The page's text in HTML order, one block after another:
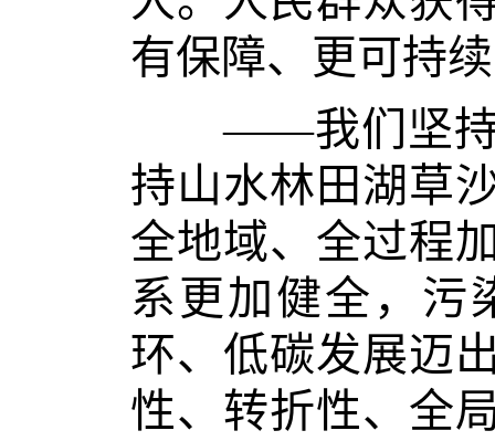
有保障、更可持
——我们坚持绿
持山水林田湖草
全地域、全过程
系更加健全，污
环、低碳发展迈
性、转折性、全